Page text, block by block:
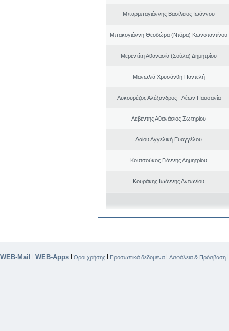
Μπαρμπαγιάννης Βασίλειος Ιωάννου
Μπακογιάννη Θεοδώρα (Ντόρα) Κωνσταντίνου
Μερεντίτη Αθανασία (Σούλα) Δημητρίου
Μανωλιά Χρυσάνθη Παντελή
Λυκουρέζος Αλέξανδρος - Λέων Παυσανία
Λεβέντης Αθανάσιος Σωτηρίου
Λαίου Αγγελική Ευαγγέλου
Κουτσούκος Γιάννης Δημητρίου
Κουράκης Ιωάννης Αντωνίου
WEB-Mail | WEB-Apps |Όροι χρήσης | Προσωπικά δεδομένα | Ασφάλεια & Πρόσβαση